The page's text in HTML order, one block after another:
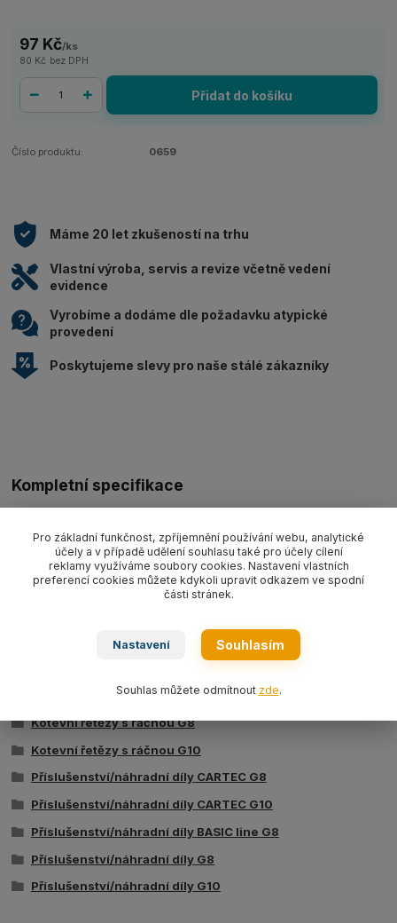
97 Kč/ks
80 Kč bez DPH
Přidat do košíku
Číslo produktu: 0659
Máme 20 let zkušeností na trhu
Vlastní výroba, servis a revize včetně vedení
evidence
Vyrobíme a dodáme dle požadavku atypické
provedení
Poskytujeme slevy pro naše stálé zákazníky
Kompletní specifikace
Zboží zařazeno v kategoriích
Vázací řetězy CARTEC G8
Vázací řetězy BASIC line G8
Kotevní řetězy s ráčnou G8
Kotevní řetězy s ráčnou G10
Příslušenství/náhradní díly CARTEC G8
Příslušenství/náhradní díly CARTEC G10
Příslušenství/náhradní díly BASIC line G8
Příslušenství/náhradní díly G8
Příslušenství/náhradní díly G10
Pro základní funkčnost, zpříjemnění používání webu, analytické
účely a v případě udělení souhlasu také pro účely cílení
reklamy využíváme soubory cookies. Nastavení vlastních
preferencí cookies můžete kdykoli upravit odkazem ve spodní
části stránek.
Nastavení Souhlasím
Souhlas můžete odmítnout zde.